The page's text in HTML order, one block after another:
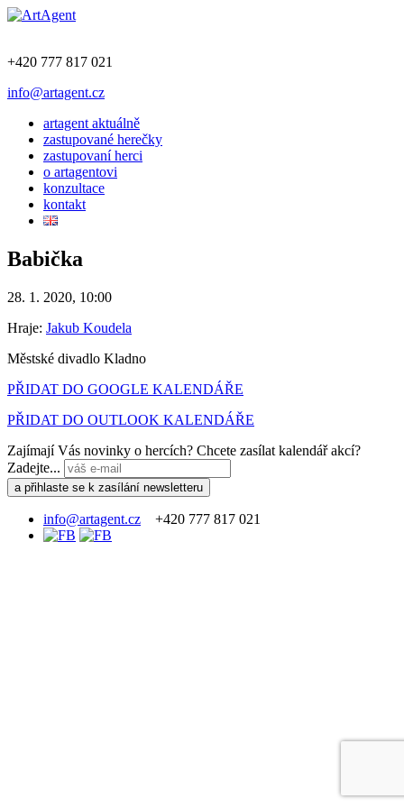
+420 777 817 021
info@artagent.cz
artagent aktuálně
zastupované herečky
zastupovaní herci
o artagentovi
konzultace
kontakt
Babička
28. 1. 2020, 10:00
Hraje: Jakub Koudela
Městské divadlo Kladno
PŘIDAT DO GOOGLE KALENDÁŘE
PŘIDAT DO OUTLOOK KALENDÁŘE
Zajímají Vás novinky o hercích? Chcete zasílat kalendář akcí?
Zadejte...
info@artagent.cz +420 777 817 021